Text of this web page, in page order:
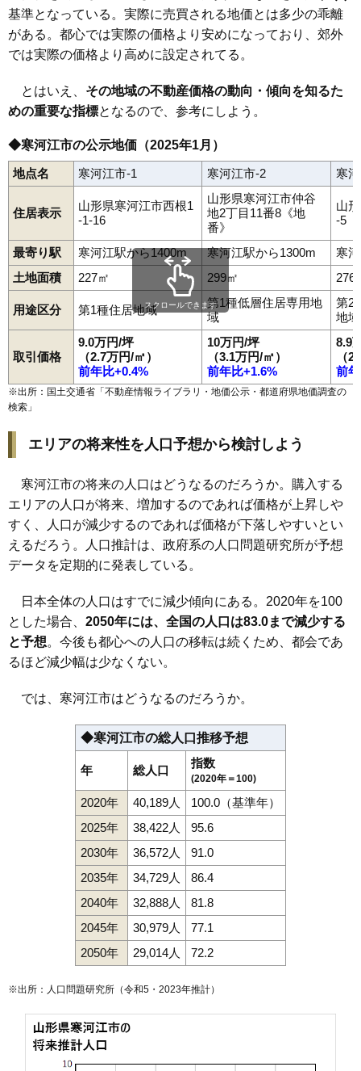
基準となっている。実際に売買される地価とは多少の乖離
がある。都心では実際の価格より安めになっており、郊外
では実際の価格より高めに設定されてる。
とはいえ、 その地域の不動産価格の動向・傾向を知るた
めの重要な指標となるので、参考にしよう。
◆寒河江市の公示地価（2025年1月）
地点名 寒河江市-1 寒河江市-2 寒
住居表示
山形県寒河江市西根1
-1-16
山形県寒河江市仲谷
地2丁目11番8《地
番》
山
-5
最寄り駅 寒河江駅から1400m 寒河江駅から1300m
寒
土地面積
227㎡ 299㎡ 276
用途区分 第1種住居地域
第1種低層住居専用地
域
第2
地域
取引価格
9.0万円/坪
（2.7万円/㎡）
前年比+0.4%
10万円/坪
（3.1万円/㎡）
前年比+1.6%
8.9
（
前
スクロールできます
※出所：国土交通省「不動産情報ライブラリ・地価公示・都道府県地価調査の
検索 」
エリアの将来性を人口予想から検討しよう
寒河江市の将来の人口はどうなるのだろうか。購入する
エリアの人口が将来、増加するのであれば価格が上昇しや
すく、人口が減少するのであれば価格が下落しやすいとい
えるだろう。人口推計は、政府系の人口問題研究所が予想
データを定期的に発表している。
日本全体の人口はすでに減少傾向にある。2020年を100
とした場合、 2050年には、全国の人口は83.0まで減少する
と予想。今後も都心への人口の移転は続くため、都会であ
るほど減少幅は少なくない。
では、寒河江市はどうなるのだろうか。
◆寒河江市の総人口推移予想
年 総人口
指数
(2020年＝100)
2020年 40,189人
100.0（基準年）
2025年
38,422人
95.6
2030年
36,572人
91.0
2035年
34,729人
86.4
2040年
32,888人
81.8
2045年
30,979人
77.1
2050年
29,014人 72.2
※出所：人口問題研究所（令和5・2023年推計）
中央工業団地仲谷地七日町西根西根北町日田東新山町
日和田船橋町 本町丸内 緑町南町 本楯元町 八鍬 山岸町
八幡町
六供町若葉町内ノ袋ほなみ
南寒河江駅寒河江駅西寒河江駅羽前高松駅柴橋駅